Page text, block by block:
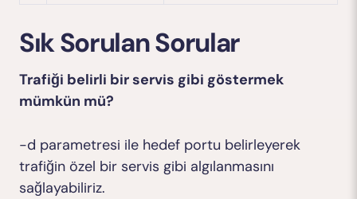
Sık Sorulan Sorular
Trafiği belirli bir servis gibi göstermek
mümkün mü?
-d parametresi ile hedef portu belirleyerek
trafiğin özel bir servis gibi algılanmasını
sağlayabiliriz.